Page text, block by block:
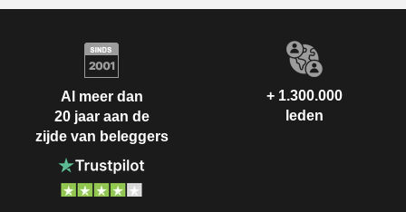
Al meer dan
20 jaar aan de
zijde van beleggers
+ 1.300.000
leden